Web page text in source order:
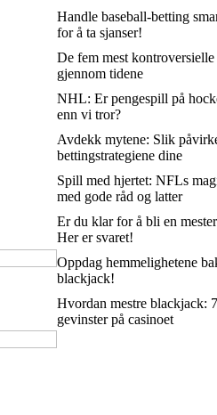
Handle baseball-betting
for å ta sjanser!
De fem mest kontroversielle
gjennom tidene
NHL: Er pengespill på
enn vi tror?
Avdekk mytene: Slik
bettingstrategiene dine
Spill med hjertet: NFLs
med gode råd og latter
Er du klar for å bli en
Her er svaret!
Oppdag hemmelighetene
blackjack!
Hvordan mestre blackjack:
gevinster på casinoet